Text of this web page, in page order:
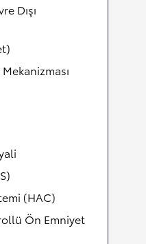
Dışı
(HAC)
Ön Emniyet